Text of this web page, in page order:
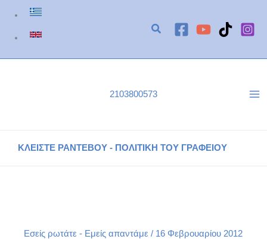
Μετάβαση
περιεχόμενο
2103800573
ΚΛΕΙΣΤΕ ΡΑΝΤΕΒΟΥ - ΠΟΛΙΤΙΚΗ ΤΟΥ ΓΡΑΦΕΙΟΥ
Εσείς ρωτάτε - Εμείς απαντάμε / 16 Φεβρουαρίου 2012